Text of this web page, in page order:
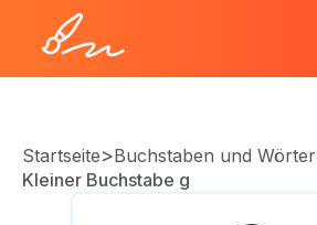
Startseite>Buchstaben und Wörter
Kleiner Buchstabe g